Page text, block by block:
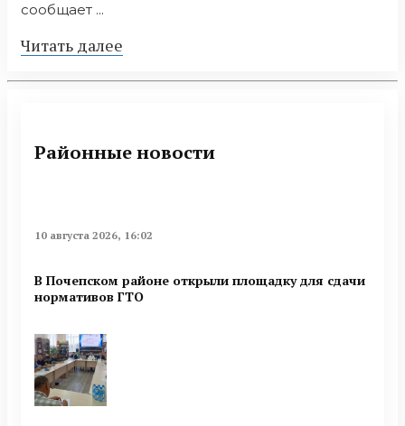
сообщает ...
Читать далее
Районные новости
10 августа 2026, 16:02
В Почепском районе открыли площадку для сдачи
нормативов ГТО